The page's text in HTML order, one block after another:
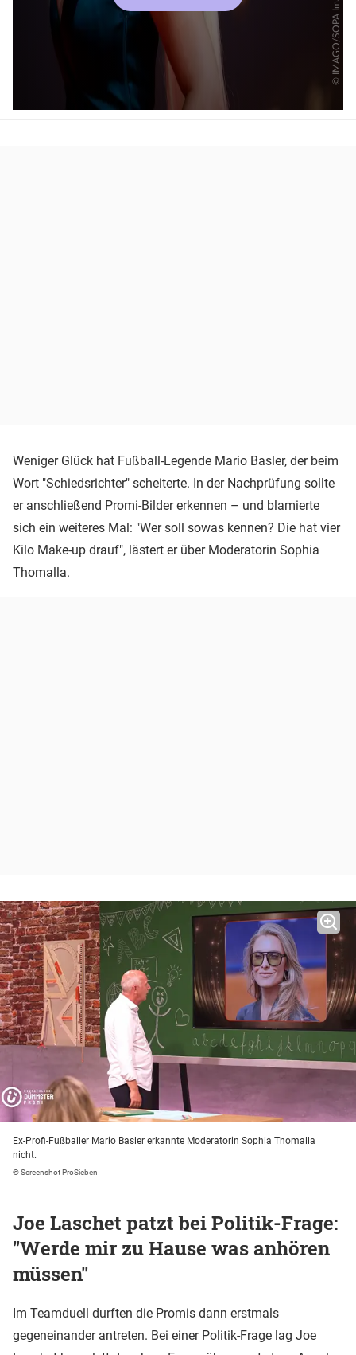
Weniger Glück hat Fußball-Legende Mario Basler, der beim
Wort "Schiedsrichter" scheiterte. In der Nachprüfung sollte
er anschließend Promi-Bilder erkennen – und blamierte
sich ein weiteres Mal: "Wer soll sowas kennen? Die hat vier
Kilo Make-up drauf", lästert er über Moderatorin Sophia
Thomalla.
Ex-Profi-Fußballer Mario Basler erkannte Moderatorin Sophia Thomalla
nicht.
© Screenshot ProSieben
Joe Laschet patzt bei Politik-Frage:
"Werde mir zu Hause was anhören
müssen"
Im Teamduell durften die Promis dann erstmals
gegeneinander antreten. Bei einer Politik-Frage lag Joe